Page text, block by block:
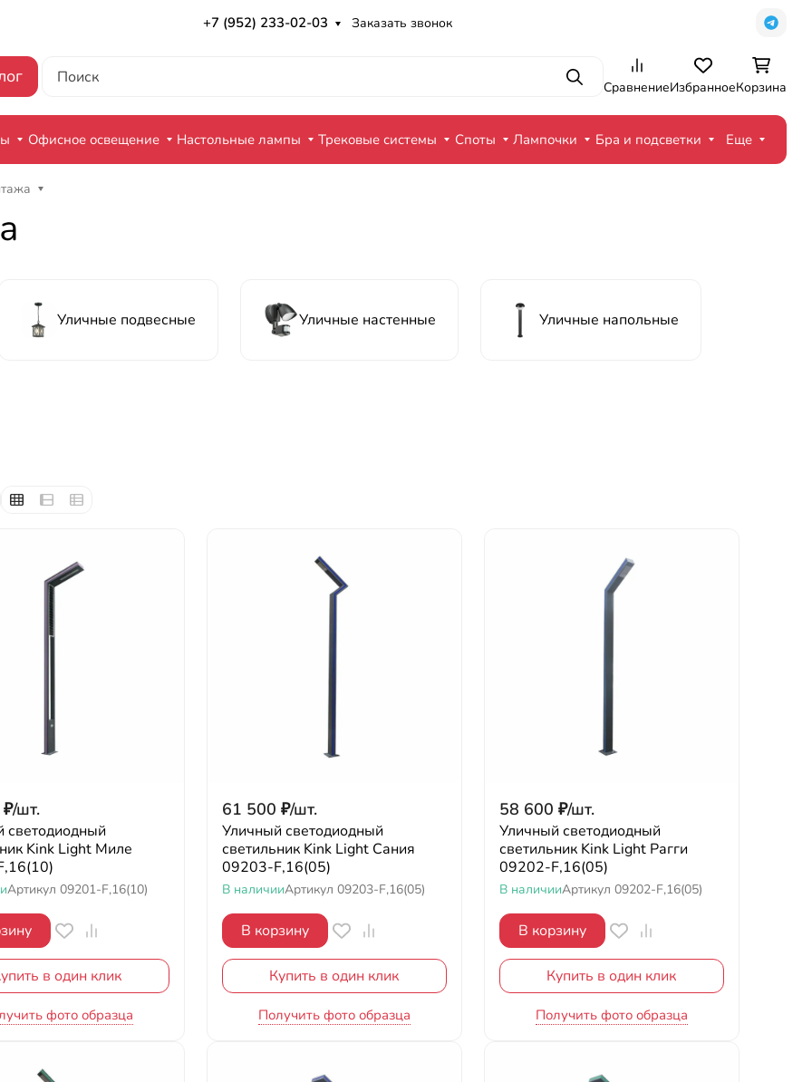
+7 (952) 233-02-03 Заказать звонок
ПоискСравнениеИзбранноеКорзина
Офисное освещение Настольные лампы Трековые системы Споты Лампочки Бра и подсветки Еще
Уличные подвесные Уличные настенные Уличные напольные
₽/шт.
светодиодный
Kink Light Миле
Артикул 09201-F,16(10)
в один клик
фото образца
61 500 ₽/шт.
Уличный светодиодный
светильник Kink Light Сания
09203-F,16(05)
В наличииАртикул 09203-F,16(05)
В корзину
Купить в один клик
Получить фото образца
58 600 ₽/шт.
Уличный светодиодный
светильник Kink Light Рагги
09202-F,16(05)
В наличииАртикул 09202-F,16(05)
В корзину
Купить в один клик
Получить фото образца